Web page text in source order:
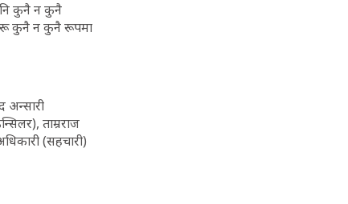
कुनै न कुनै
कुनै न कुनै रूपमा
अन्सारी
ताम्रराज
(सहचारी)